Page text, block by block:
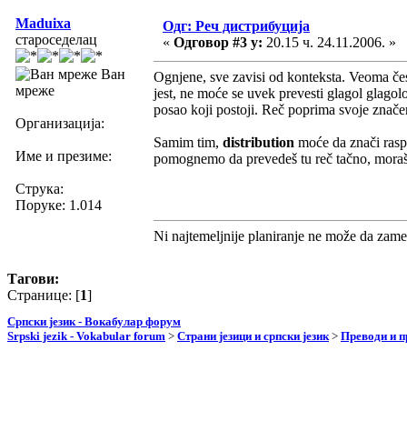
Maduixa
староседелац
Ван
мреже
Организација:
Име и презиме:
Струка:
Поруке: 1.014
Одг: Реч дистрибуција
« Одговор #3 у: 20.15 ч. 24.11.2006. »
Ognjene, sve zavisi od konteksta. Veoma
jest, ne moće se uvek prevesti glagol
posao koji postoji. Reč poprima svoje
Samim tim, distribution moće da znači
pomognemo da prevedeš tu reč tačno,
Ni najtemeljnije planiranje ne može da
Тагови:
Странице: [1]
Српски језик - Вокабулар форум
Srpski jezik - Vokabular forum > Страни језици и српски језик> Преводи и